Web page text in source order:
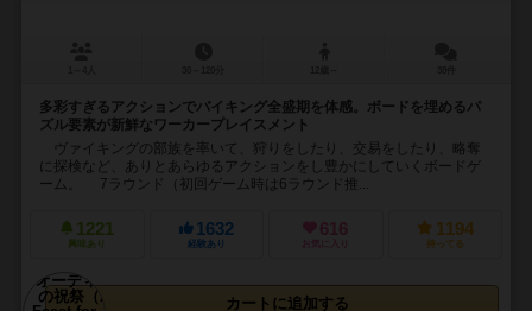
多彩すぎるアクションでバイキング全盛期を体感。ボードを埋めるパ
ズル要素が新鮮なワーカープレイスメント
ヴァイキングの部族を率いて、狩りをしたり、交易をしたり、略奪
に探検など、ありとあらゆるアクションをし豊かにしていくボードゲ
ーム。 7ラウンド（初回ゲーム時は6ラウンド推...
1221
興味あり
1632
経験あり
616
お気に入り
1194
持ってる
カートに追加する